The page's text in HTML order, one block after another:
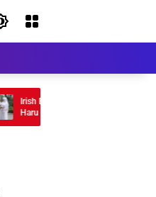
Irish Bella Hamil Anak Ketiga, Bagikan
Haru